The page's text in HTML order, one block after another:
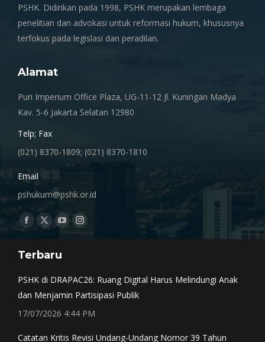
PSHK. Didirikan pada 1998, PSHK merupakan lembaga
penelitian dan advokasi untuk reformasi hukum, khususnya
terfokus pada legislasi dan peradilan.
Alamat
Puri Imperium Office Plaza, UG-11-12 Jl. Kuningan Madya
Kav. 5-6 Jakarta Selatan 12980
Telp; Fax
(021) 8370-1809; (021) 8370-1810
Email
pshukum@pshk.or.id
Find us on:
Facebook
opens
window
X
opens
window
YouTube
opens
Instagram
window
Terbaru
PSHK di DRAPAC26: Ruang Digital Harus Melindungi Anak
dan Menjamin Partisipasi Publik
17/07/2026 4:44 PM
Catatan Kritis Revisi Undang-Undang Nomor 39 Tahun